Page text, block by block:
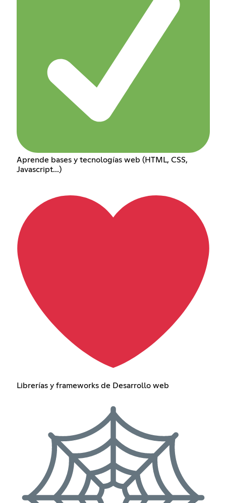
Aprende bases y tecnologías web (HTML, CSS,
Javascript...)
Librerías y frameworks de Desarrollo web